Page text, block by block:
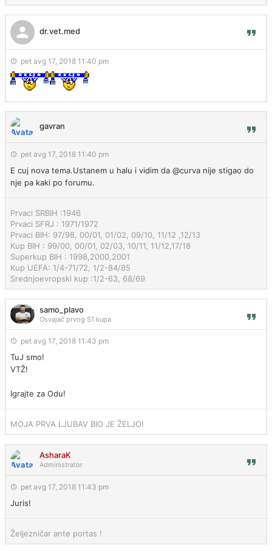
dr.vet.med
pet avg 17, 2018 11:40 pm
gavran
pet avg 17, 2018 11:40 pm
E cuj nova tema.Ustanem u halu i vidim da @curva nije stigao do
nje pa kaki po forumu.
Prvaci SRBIH :1946
Prvaci SFRJ : 1971/1972
Prvaci BIH: 97/98, 00/01, 01/02, 09/10, 11/12 ,12/13
Kup BIH : 99/00, 00/01, 02/03, 10/11, 11/12,17/18
Superkup BIH : 1998,2000,2001
Kup UEFA: 1/4-71/72, 1/2-84/85
Srednjoevropski kup :1/2-63, 68/69
samo_plavo
Osvajač prvog S1 kupa
pet avg 17, 2018 11:43 pm
TuJ smo!
VTŽ!
Igrajte za Odu!
MOJA PRVA LJUBAV BIO JE ŽELJO!
AsharaK
Administrator
pet avg 17, 2018 11:43 pm
Juris!
Željezničar ante portas !